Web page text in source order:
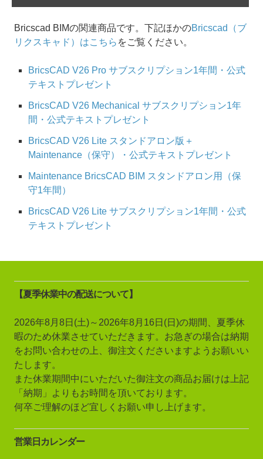
Bricscad BIMの関連商品です。下記ほかのBricscad（ブ
リクスキャド）はこちら をご覧ください。
BricsCAD V26 Pro サブスクリプション1年間・公式
テキストプレゼント
BricsCAD V26 Mechanical サブスクリプション1年
間・公式テキストプレゼント
BricsCAD V26 Lite スタンドアロン版＋
Maintenance（保守）・公式テキストプレゼント
Maintenance BricsCAD BIM スタンドアロン用（保
守1年間）
BricsCAD V26 Lite サブスクリプション1年間・公式
テキストプレゼント
【夏季休業中の配送について】
2026年8月8日(土)～2026年8月16日(日)の期間、夏季休
暇のため休業させていただきます。お急ぎの場合は納期
をお問い合わせの上、御注文くださいますようお願いい
たします。
また休業期間中にいただいた御注文の商品お届けは上記
「納期」よりもお時間を頂いております。
何卒ご理解のほど宜しくお願い申し上げます。
営業日カレンダー